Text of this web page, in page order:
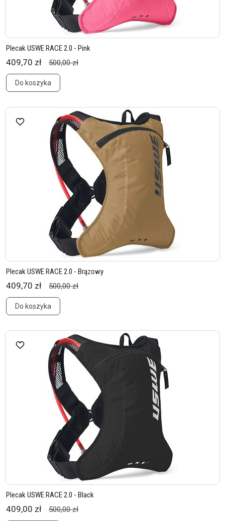
Plecak USWE RACE 2.0 - Pink
409,70 zł 500,00 zł
Do koszyka
Plecak USWE RACE 2.0 - Brązowy
409,70 zł 500,00 zł
Do koszyka
Plecak USWE RACE 2.0 - Black
409,00 zł 500,00 zł